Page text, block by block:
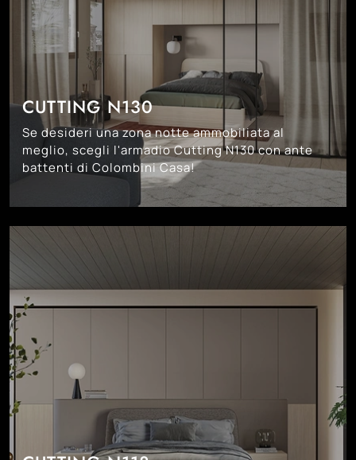
CUTTING N130
Se desideri una zona notte ammobiliata al
meglio, scegli l'armadio Cutting N130 con ante
battenti di Colombini Casa!